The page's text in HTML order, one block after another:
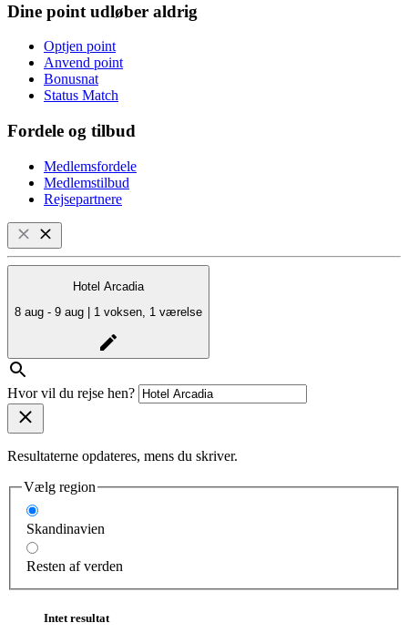
Dine point udløber aldrig
Optjen point
Anvend point
Bonusnat
Status Match
Fordele og tilbud
Medlemsfordele
Medlemstilbud
Rejsepartnere
Hotel Arcadia
8 aug - 9 aug | 1 voksen, 1 værelse
Hvor vil du rejse hen?
Resultaterne opdateres, mens du skriver.
Vælg region
Skandinavien
Resten af verden
Intet resultat